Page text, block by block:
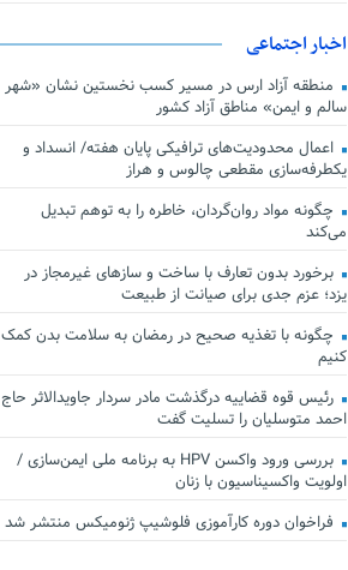
اخبار اجتماعی
منطقه آزاد ارس در مسیر کسب نخستین نشان «شهر
سالم و ایمن» مناطق آزاد کشور
اعمال محدودیت‌های ترافیکی پایان هفته/ انسداد و
یکطرفه‌سازی مقطعی چالوس و هراز
چگونه مواد روان‌گردان، خاطره را به توهم تبدیل
می‌کند
برخورد بدون تعارف با ساخت‌ و سازهای غیرمجاز در
یزد؛ عزم جدی برای صیانت از طبیعت
چگونه با تغذیه صحیح در رمضان به سلامت بدن کمک
کنیم
رئیس قوه قضاییه درگذشت مادر سردار جاویدالاثر حاج
احمد متوسلیان را تسلیت گفت
بررسی ورود واکسن HPV به برنامه ملی ایمن‌سازی /
اولویت واکسیناسیون با زنان
فراخوان دوره کارآموزی فلوشیپ ژنومیکس منتشر شد